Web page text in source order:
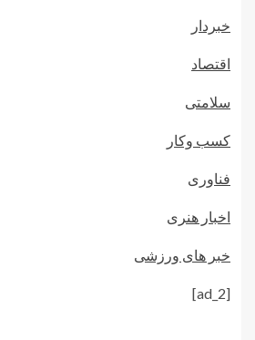
خبردار
اقتصاد
سلامتی
کسب وکار
فناوری
اخبار هنری
خبر های ورزشی
[ad_2]